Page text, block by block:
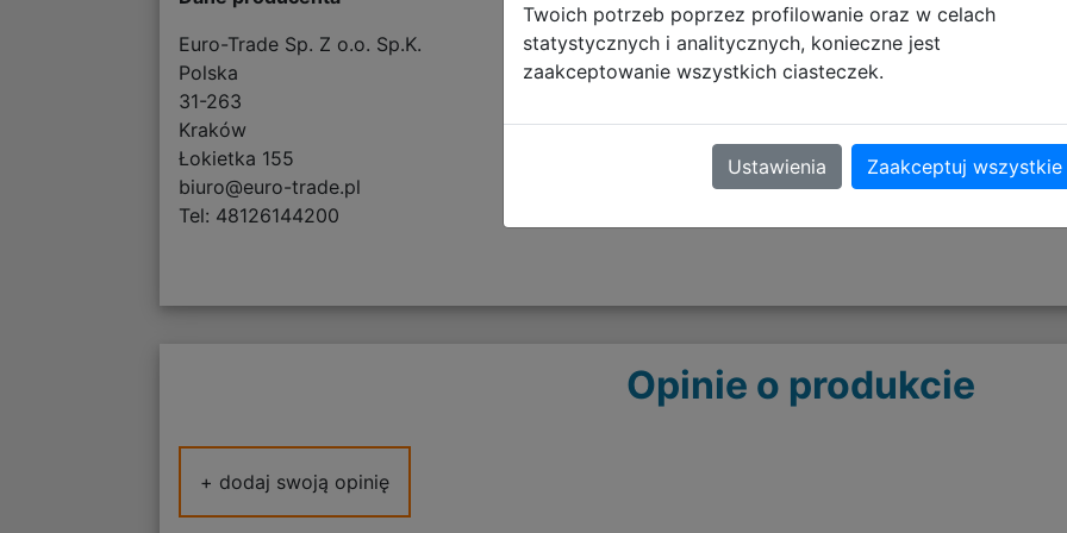
Euro-Trade Sp. Z o.o. Sp.K.
Polska
31-263
Kraków
Łokietka 155
biuro@euro-trade.pl
Tel: 48126144200
Artykuły tekstylne -
Opinie o produkcie
+ dodaj swoją opinię
Twoich potrzeb poprzez profilowanie oraz w celach
statystycznych i analitycznych, konieczne jest
zaakceptowanie wszystkich ciasteczek.
Ustawienia Zaakceptuj wszystkie